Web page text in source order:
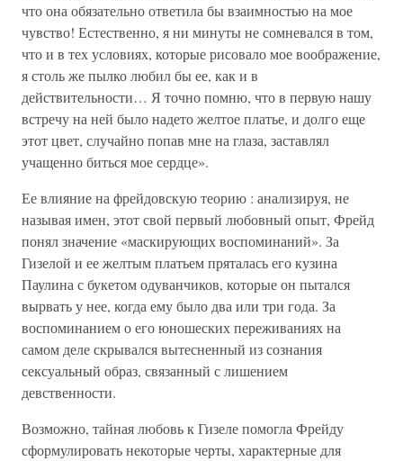
что она обязательно ответила бы взаимностью на мое
чувство! Естественно, я ни минуты не сомневался в том,
что и в тех условиях, которые рисовало мое воображение,
я столь же пылко любил бы ее, как и в
действительности… Я точно помню, что в первую нашу
встречу на ней было надето желтое платье, и долго еще
этот цвет, случайно попав мне на глаза, заставлял
учащенно биться мое сердце».
Ее влияние на фрейдовскую теорию : анализируя, не
называя имен, этот свой первый любовный опыт, Фрейд
понял значение «маскирующих воспоминаний». За
Гизелой и ее желтым платьем пряталась его кузина
Паулина с букетом одуванчиков, которые он пытался
вырвать у нее, когда ему было два или три года. За
воспоминанием о его юношеских переживаниях на
самом деле скрывался вытесненный из сознания
сексуальный образ, связанный с лишением
девственности.
Возможно, тайная любовь к Гизеле помогла Фрейду
сформулировать некоторые черты, характерные для